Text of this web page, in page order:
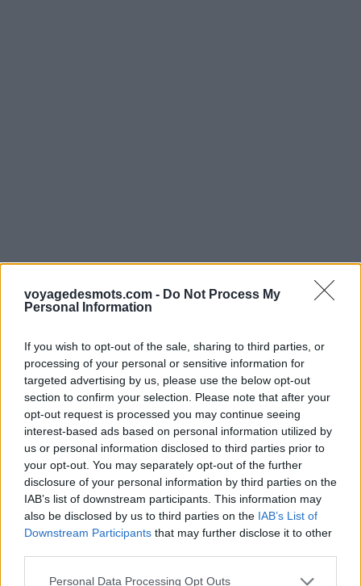
voyagedesmots.com - Do Not Process My
Personal Information
If you wish to opt-out of the sale, sharing to third parties, or
processing of your personal or sensitive information for
targeted advertising by us, please use the below opt-out
section to confirm your selection. Please note that after your
opt-out request is processed you may continue seeing
interest-based ads based on personal information utilized by
us or personal information disclosed to third parties prior to
your opt-out. You may separately opt-out of the further
disclosure of your personal information by third parties on the
IAB’s list of downstream participants. This information may
also be disclosed by us to third parties on the IAB’s List of
Downstream Participants that may further disclose it to other
Personal Data Processing Opt Outs